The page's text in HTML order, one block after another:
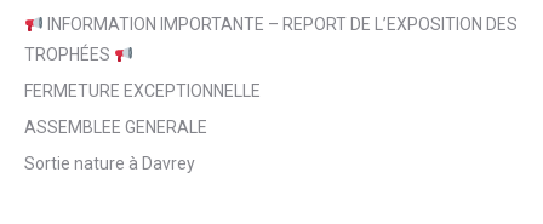
INFORMATION IMPORTANTE – REPORT DE L’EXPOSITION DES
TROPHÉES
FERMETURE EXCEPTIONNELLE
ASSEMBLEE GENERALE
Sortie nature à Davrey